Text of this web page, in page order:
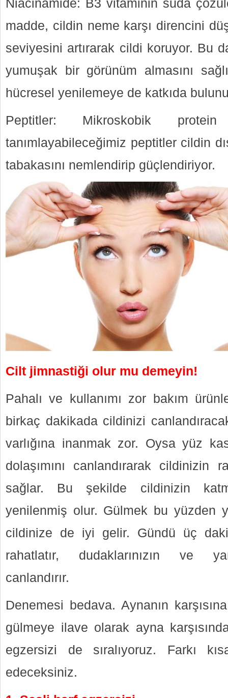
Niacinamide: B3 vitaminin suda
madde, cildin neme karşı direncini
seviyesini artırarak cildi koruyor. Bu
yumuşak bir görünüm almasını
hücresel yenilemeye de katkıda
Peptitler: Mikroskobik
tanımlayabileceğimiz peptitler cildin
tabakasını nemlendirip güçlendiriyor.
Cilt jimnastiği olur mu demeyin!
Pahalı ve kullanımı zor bakım
birkaç dakikada cildinizi
varlığına inanmak zor. Oysa yüz
dolaşımını canlandırarak cildinizin
sağlar. Bu şekilde cildinizin
yenilenmiş olur. Gülmek bu yüzden
cildinize de iyi gelir. Gündü üç
rahatlatır, dudaklarınızın ve
canlandırır.
Denemesi bedava. Aynanın
gülmeye ilave olarak ayna
egzersizi de sıralıyoruz. Farkı
edeceksiniz.